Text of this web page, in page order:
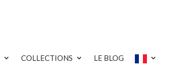
COLLECTIONS LE BLOG